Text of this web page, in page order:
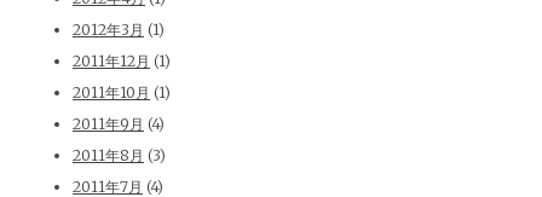
2012年3月 (1)
2011年12月 (1)
2011年10月 (1)
2011年9月 (4)
2011年8月 (3)
2011年7月 (4)